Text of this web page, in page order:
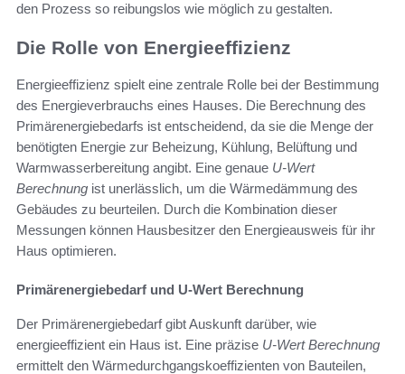
den Prozess so reibungslos wie möglich zu gestalten.
Die Rolle von Energieeffizienz
Energieeffizienz spielt eine zentrale Rolle bei der Bestimmung
des Energieverbrauchs eines Hauses. Die Berechnung des
Primärenergiebedarfs ist entscheidend, da sie die Menge der
benötigten Energie zur Beheizung, Kühlung, Belüftung und
Warmwasserbereitung angibt. Eine genaue U-Wert
Berechnung ist unerlässlich, um die Wärmedämmung des
Gebäudes zu beurteilen. Durch die Kombination dieser
Messungen können Hausbesitzer den Energieausweis für ihr
Haus optimieren.
Primärenergiebedarf und U-Wert Berechnung
Der Primärenergiebedarf gibt Auskunft darüber, wie
energieeffizient ein Haus ist. Eine präzise U-Wert Berechnung
ermittelt den Wärmedurchgangskoeffizienten von Bauteilen,